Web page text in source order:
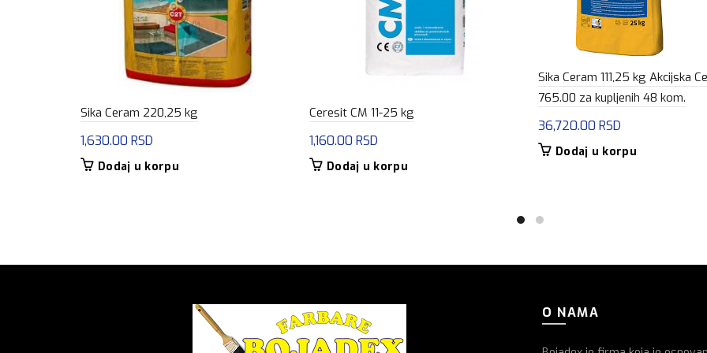
Sika Ceram 220,25 kg
1,630.00 RSD
Dodaj u korpu
Ceresit CM 11-25 kg
1,160.00 RSD
Dodaj u korpu
Sika Ceram 111,25 kg Akcijska
765.00 za kupljenih 48 kom.
36,720.00 RSD
Dodaj u korpu
O NAMA